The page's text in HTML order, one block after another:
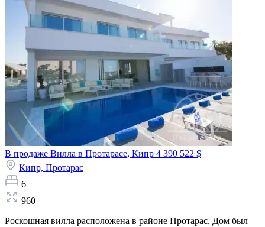
В продаже Вилла в Протарасе, Кипр 4 390 522 $
Кипр, Протарас
6
960
Роскошная вилла расположена в районе Протарас. Дом был